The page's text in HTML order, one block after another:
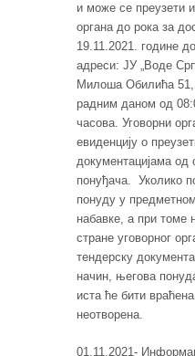
и може се преузети
органа до рока за
19.11.2021. године
адреси: ЈУ „Воде
Милоша Обилића 51,
радним даном од
часова. Уговорни
евиденцију о
документацијама од
понуђача. Уколико
понуду у
набавке, а при томе
стране уговорног
тендерску
начин, његова
иста ће бити
неотворена.
01.11.2021-